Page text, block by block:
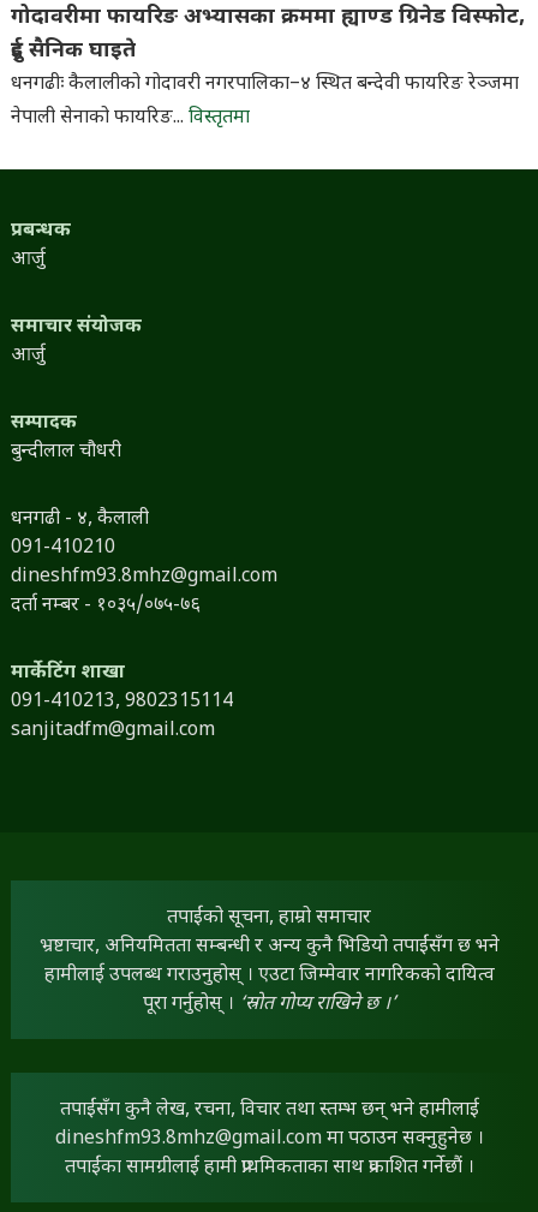
गोदावरीमा फायरिङ अभ्यासका क्रममा ह्याण्ड ग्रिनेड विस्फोट,
दुई सैनिक घाइते
धनगढीः कैलालीको गोदावरी नगरपालिका–४ स्थित बन्देवी फायरिङ रेञ्जमा
नेपाली सेनाको फायरिङ... विस्तृतमा
प्रबन्धक
आर्जु
समाचार संयोजक
आर्जु
सम्पादक
बुन्दीलाल चौधरी
धनगढी - ४, कैलाली
091-410210
dineshfm93.8mhz@gmail.com
दर्ता नम्बर - १०३५/०७५-७६
मार्केटिंग शाखा
091-410213, 9802315114
sanjitadfm@gmail.com
तपाईंको सूचना, हाम्रो समाचार
भ्रष्टाचार, अनियमितता सम्बन्धी र अन्य कुनै भिडियो तपाईंसँग छ भने
हामीलाई उपलब्ध गराउनुहोस् । एउटा जिम्मेवार नागरिकको दायित्व
पूरा गर्नुहोस् । ‘स्रोत गोप्य राखिने छ ।’
तपाईंसँग कुनै लेख, रचना, विचार तथा स्तम्भ छन् भने हामीलाई
dineshfm93.8mhz@gmail.comमा पठाउन सक्नुहुनेछ ।
तपाईंका सामग्रीलाई हामी प्राथमिकताका साथ प्रकाशित गर्नेछौं ।